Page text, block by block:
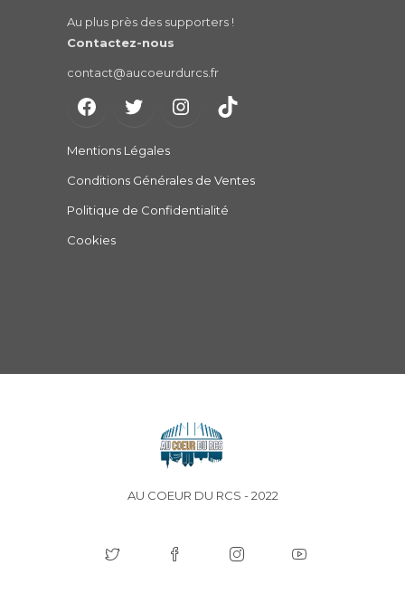
Au plus près des supporters !
Contactez-nous
contact@aucoeurdurcs.fr
Mentions Légales
Conditions Générales de Ventes
Politique de Confidentialité
Cookies
AU COEUR DU RCS - 2022